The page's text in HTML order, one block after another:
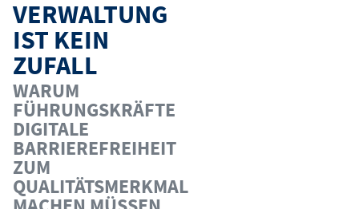
VERWALTUNG
IST KEIN
ZUFALL
WARUM
FÜHRUNGSKRÄFTE
DIGITALE
BARRIEREFREIHEIT
ZUM
QUALITÄTSMERKMAL